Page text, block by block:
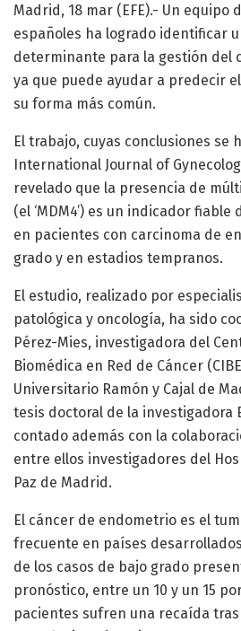
Madrid, 18 mar (EFE).- Un equipo
españoles ha logrado identificar
determinante para la gestión del
ya que puede ayudar a predecir
su forma más común.
El trabajo, cuyas conclusiones se
International Journal of
revelado que la presencia de
(el ‘MDM4’) es un indicador
en pacientes con carcinoma de
grado y en estadios tempranos.
El estudio, realizado por
patológica y oncología, ha sido
Pérez-Mies, investigadora del
Biomédica en Red de Cáncer
Universitario Ramón y Cajal de
tesis doctoral de la investigadora
contado además con la
entre ellos investigadores del
Paz de Madrid.
El cáncer de endometrio es el
frecuente en países
de los casos de bajo grado
pronóstico, entre un 10 y un 15
pacientes sufren una recaída